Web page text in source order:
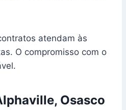
atendam às
O compromisso com o
Osasco